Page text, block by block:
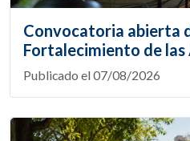
Convocatoria abierta
Fortalecimiento de las
Publicado el 07/08/2026